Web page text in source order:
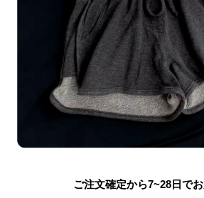
ご注文確定から7~28日で